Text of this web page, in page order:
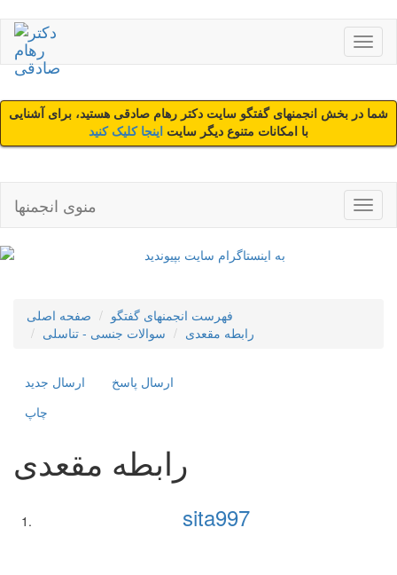
شما در بخش انجمنهای گفتگو سایت دکتر رهام صادقی هستید، برای آشنایی
با امکانات متنوع دیگر سایت اینجا کلیک کنید
منوی انجمنها
صفحه اصلی
فهرست انجمنهای گفتگو
سوالات جنسی - تناسلی
رابطه مقعدی
ارسال جديد
ارسال پاسخ
چاپ
رابطه مقعدی
sita997